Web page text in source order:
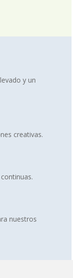
y un
creativas.
nuestros